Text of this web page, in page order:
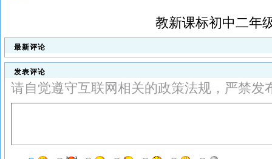
教新课标初中二年
最新评论
发表评论
请自觉遵守互联网相关的政策法规，严禁发